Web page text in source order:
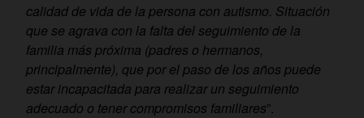
calidad de vida de la persona con autismo. Situación
que se agrava con la falta del seguimiento de la
familia más próxima (padres o hermanos,
principalmente), que por el paso de los años puede
estar incapacitada para realizar un seguimiento
adecuado o tener compromisos familiares”.